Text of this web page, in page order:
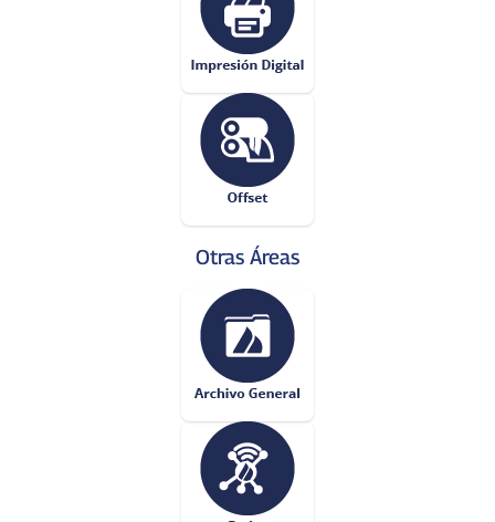
Otras Áreas